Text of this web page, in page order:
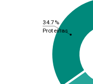
34.7%
Proteínas